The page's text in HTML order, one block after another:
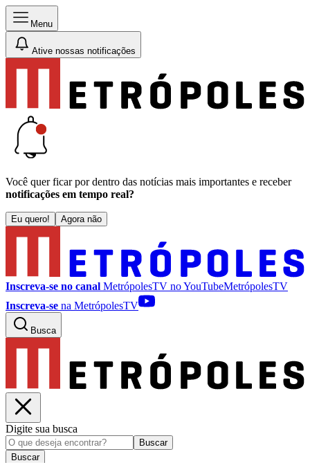
Menu
Ative nossas notificações
Você quer ficar por dentro das notícias mais importantes e receber
notificações em tempo real?
Eu quero! Agora não
Inscreva-se no canal MetrópolesTV noYouTubeMetrópolesTV
Inscreva-se na MetrópolesTV
Busca
Digite sua busca
Buscar
Buscar